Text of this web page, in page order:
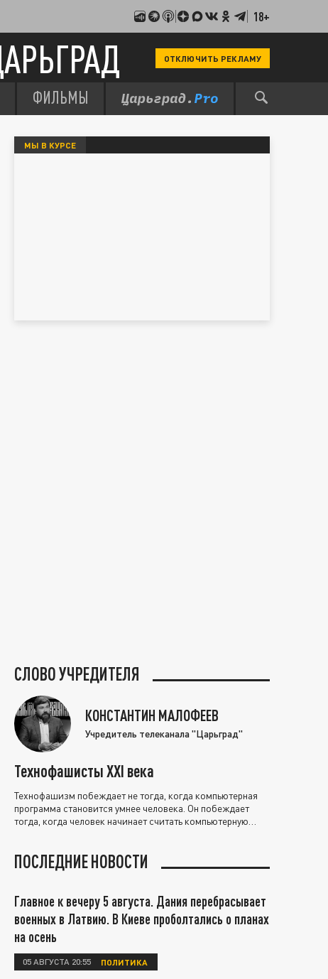
18+
ОТКЛЮЧИТЬ РЕКЛАМУ
ФИЛЬМЫ
МЫ В КУРСЕ
СЛОВО УЧРЕДИТЕЛЯ
КОНСТАНТИН МАЛОФЕЕВ
Учредитель телеканала "Царьград"
Технофашисты XXI века
Технофашизм побеждает не тогда, когда компьютерная
программа становится умнее человека. Он побеждает
тогда, когда человек начинает считать компьютерную
ПОСЛЕДНИЕ НОВОСТИ
Главное к вечеру 5 августа. Дания перебрасывает
военных в Латвию. В Киеве проболтались о планах
на осень
05 АВГУСТА 20:55 ПОЛИТИКА